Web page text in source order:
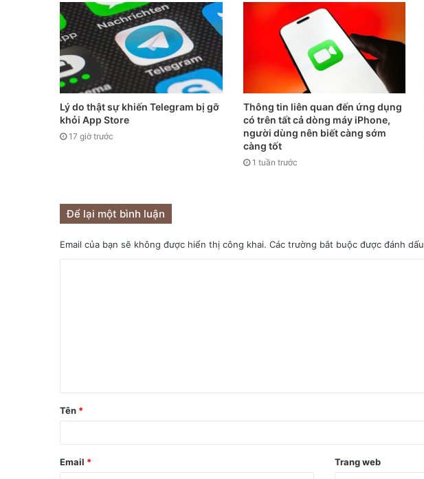
Lý do thật sự khiến Telegram bị gỡ
khỏi App Store
17 giờ trước
Thông tin liên quan đến ứng dụng
có trên tất cả dòng máy iPhone,
người dùng nên biết càng sớm
càng tốt
1 tuần trước
Để lại một bình luận
Email của bạn sẽ không được hiển thị công khai. Các trường bắt buộc được đánh dấu
Tên *
Email * Trang web